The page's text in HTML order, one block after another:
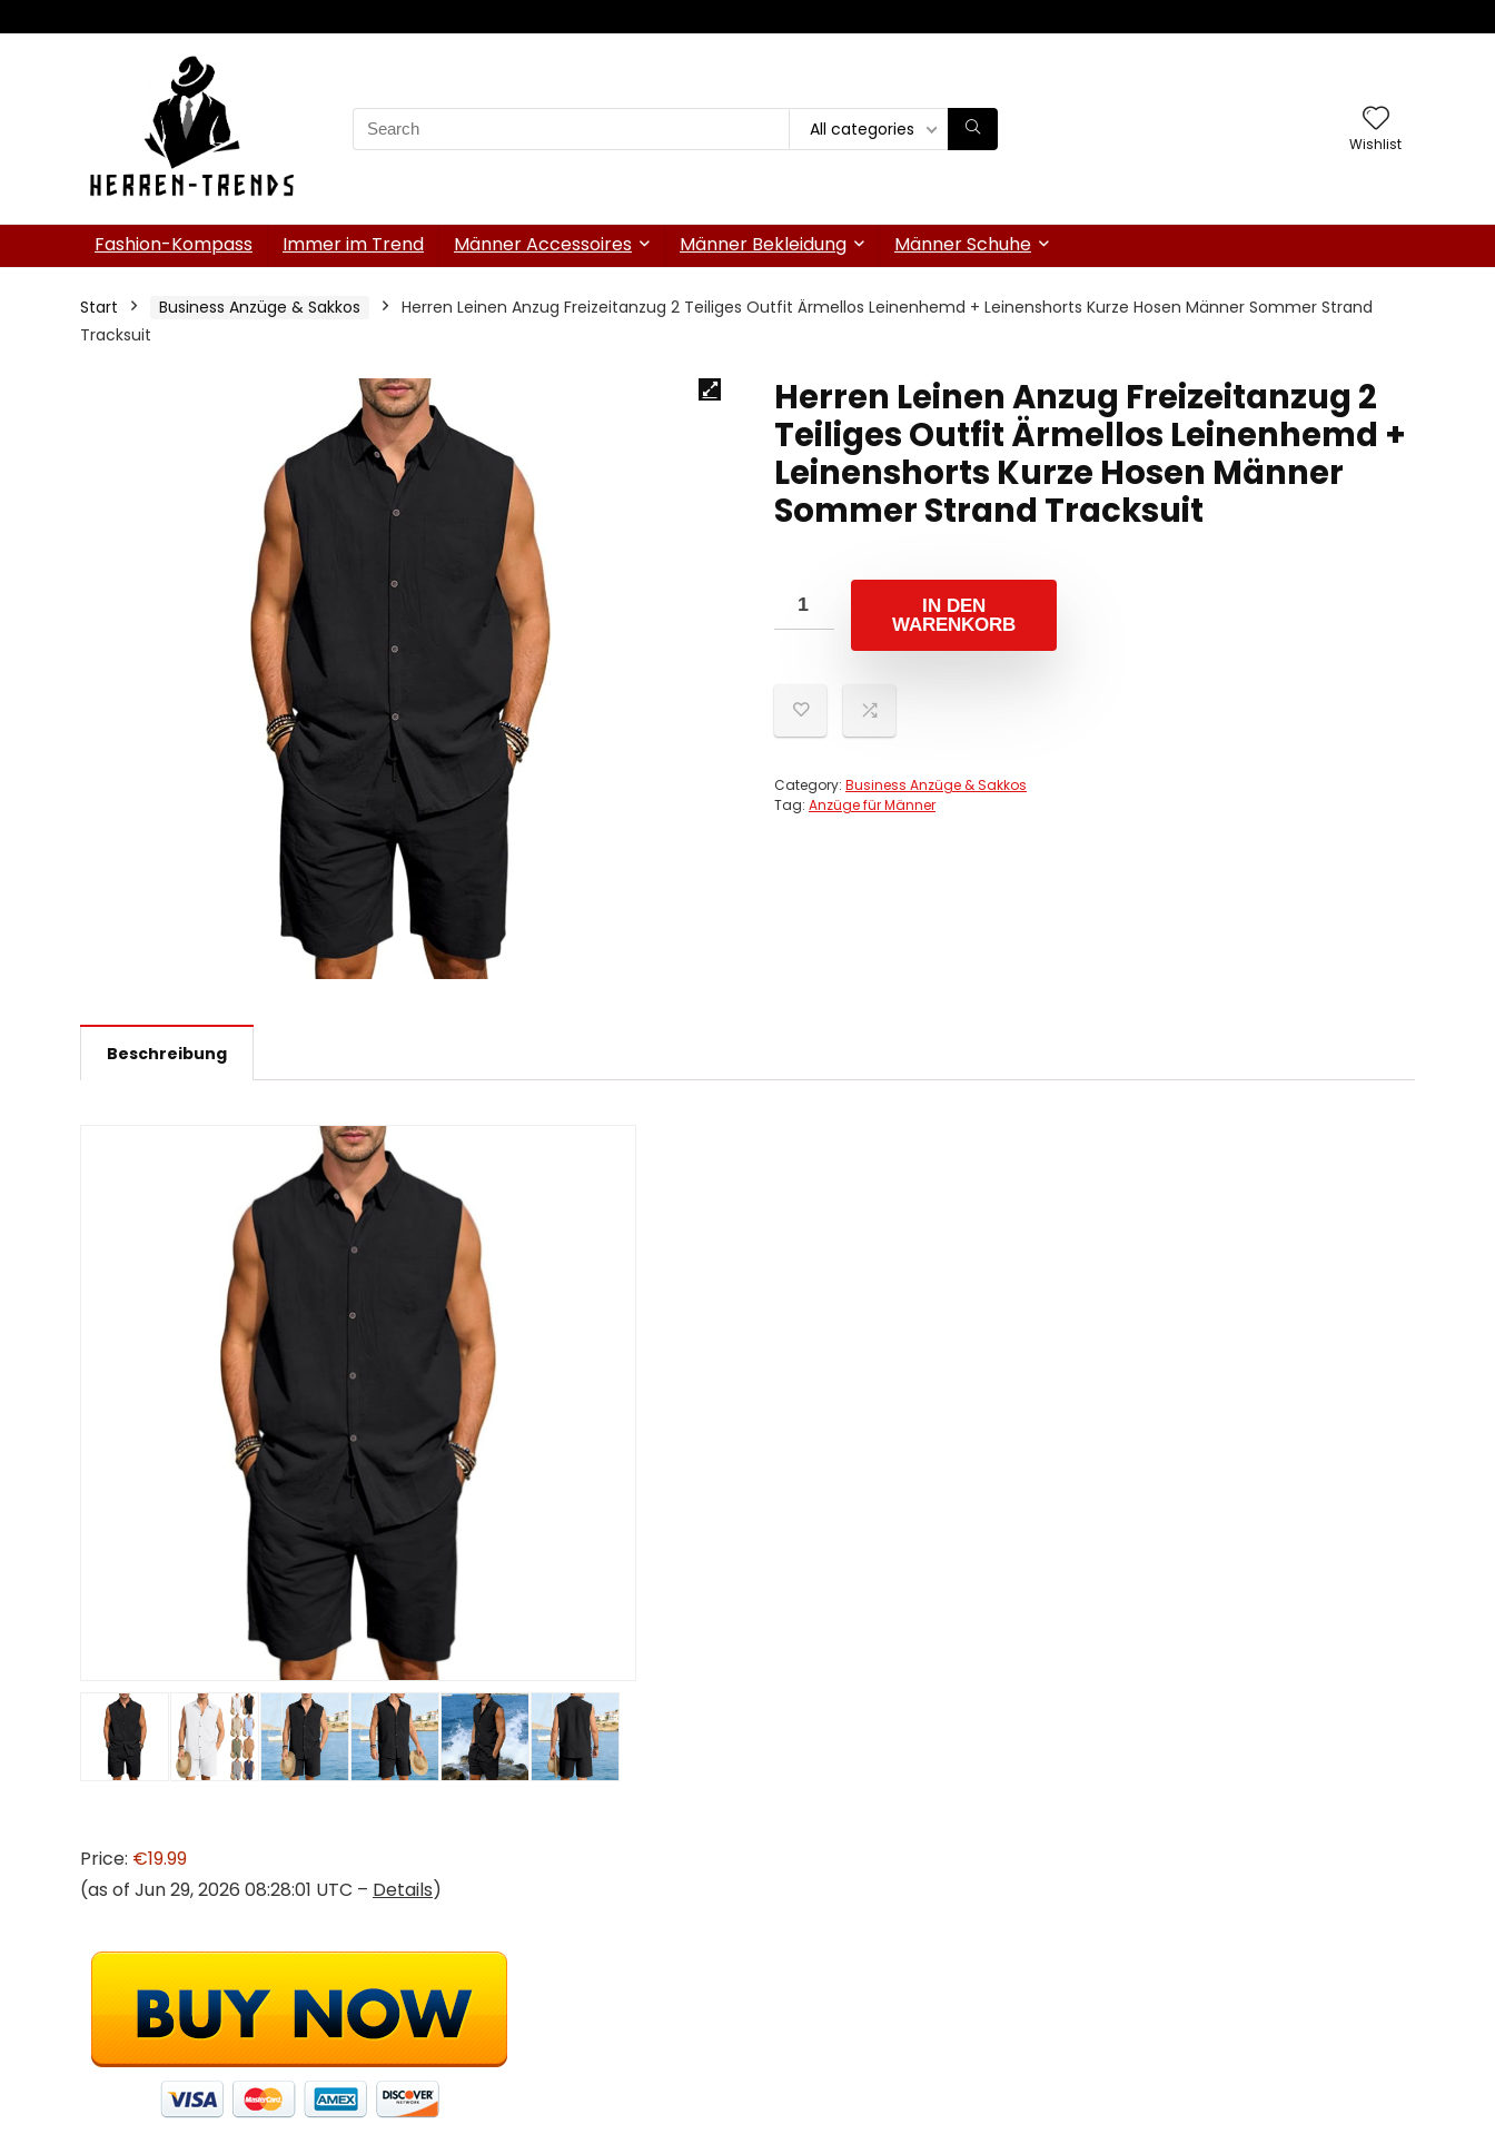
Search
for:
All categories
Wishlist
Fashion-Kompass Immer im Trend Männer Accessoires Männer Bekleidung Männer Schuhe
Start Business Anzüge & Sakkos
Herren Leinen Anzug Freizeitanzug 2 Teiliges Outfit Ärmellos Leinenhemd + Leinenshorts Kurze Hosen Männer Sommer Strand
Tracksuit
Herren Leinen Anzug Freizeitanzug 2
Teiliges Outfit Ärmellos Leinenhemd +
Leinenshorts Kurze Hosen Männer
Sommer Strand Tracksuit
IN DEN
WARENKORB
Category: Business Anzüge & Sakkos
Tag: Anzüge für Männer
Beschreibung
Price: €19.99
(as of Jun 29, 2026 08:28:01 UTC – Details)